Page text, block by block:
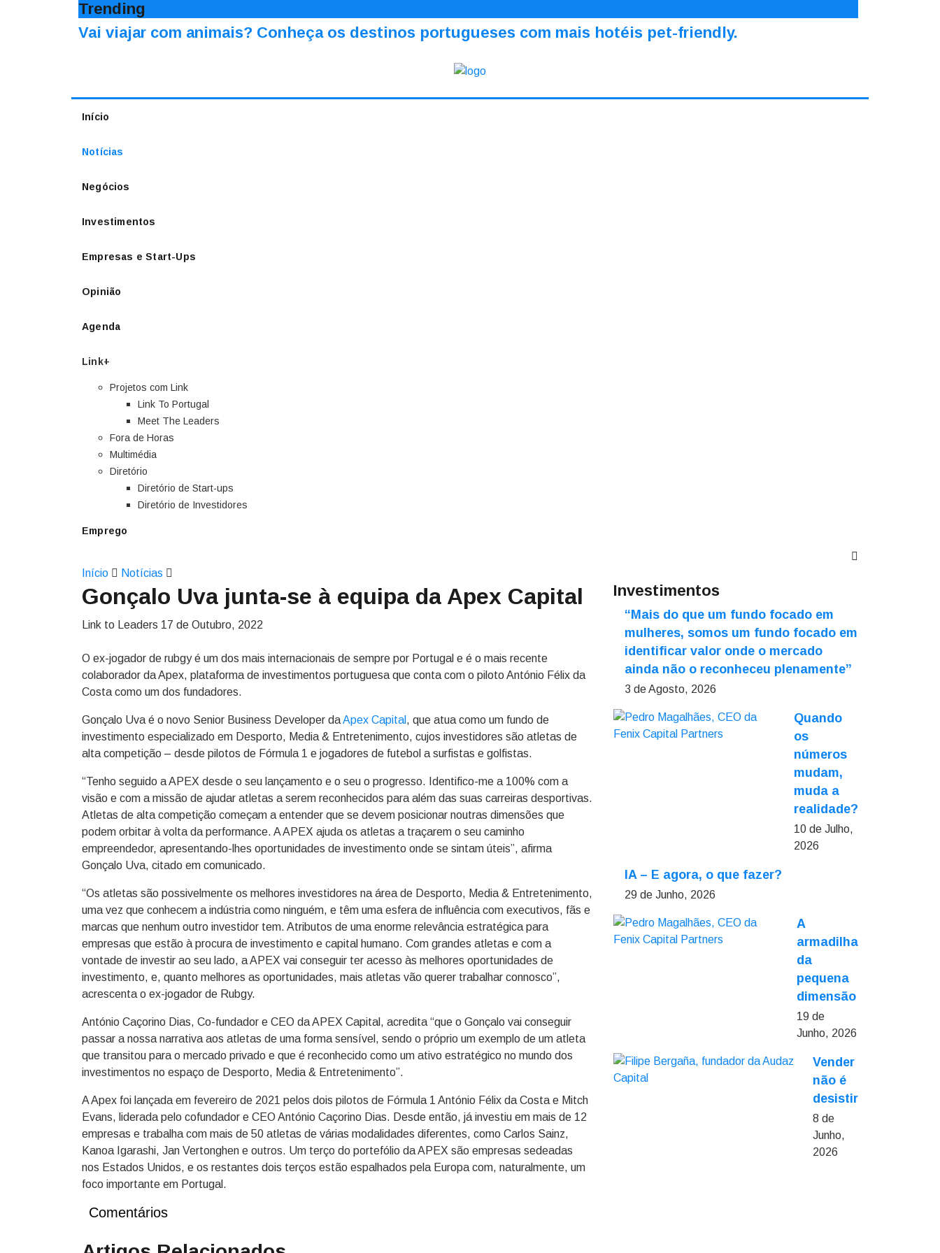
Trending
Vai viajar com animais? Conheça os destinos portugueses com mais hotéis pet-friendly.
Início
Notícias
Negócios
Investimentos
Empresas e Start-Ups
Opinião
Agenda
Link+
Projetos com Link
Link To Portugal
Meet The Leaders
Fora de Horas
Multimédia
Diretório
Diretório de Start-ups
Diretório de Investidores
Emprego
Início Notícias
Gonçalo Uva junta-se à equipa da Apex Capital
Link to Leaders 17 de Outubro, 2022
O ex-jogador de rubgy é um dos mais internacionais de sempre por Portugal e é o mais recente
colaborador da Apex, plataforma de investimentos portuguesa que conta com o piloto António Félix da
Costa como um dos fundadores.
Gonçalo Uva é o novo Senior Business Developer daApex Capital , que atua como um fundo de
investimento especializado em Desporto, Media & Entretenimento, cujos investidores são atletas de
alta competição – desde pilotos de Fórmula 1 e jogadores de futebol a surfistas e golfistas.
“Tenho seguido a APEX desde o seu lançamento e o seu o progresso. Identifico-me a 100% com a
visão e com a missão de ajudar atletas a serem reconhecidos para além das suas carreiras desportivas.
Atletas de alta competição começam a entender que se devem posicionar noutras dimensões que
podem orbitar à volta da performance. A APEX ajuda os atletas a traçarem o seu caminho
empreendedor, apresentando-lhes oportunidades de investimento onde se sintam úteis”, afirma
Gonçalo Uva, citado em comunicado.
“Os atletas são possivelmente os melhores investidores na área de Desporto, Media & Entretenimento,
uma vez que conhecem a indústria como ninguém, e têm uma esfera de influência com executivos, fãs e
marcas que nenhum outro investidor tem. Atributos de uma enorme relevância estratégica para
empresas que estão à procura de investimento e capital humano. Com grandes atletas e com a
vontade de investir ao seu lado, a APEX vai conseguir ter acesso às melhores oportunidades de
investimento, e, quanto melhores as oportunidades, mais atletas vão querer trabalhar connosco”,
acrescenta o ex-jogador de Rubgy.
António Caçorino Dias, Co-fundador e CEO da APEX Capital, acredita “que o Gonçalo vai conseguir
passar a nossa narrativa aos atletas de uma forma sensível, sendo o próprio um exemplo de um atleta
que transitou para o mercado privado e que é reconhecido como um ativo estratégico no mundo dos
investimentos no espaço de Desporto, Media & Entretenimento”.
A Apex foi lançada em fevereiro de 2021 pelos dois pilotos de Fórmula 1 António Félix da Costa e Mitch
Evans, liderada pelo cofundador e CEO António Caçorino Dias. Desde então, já investiu em mais de 12
empresas e trabalha com mais de 50 atletas de várias modalidades diferentes, como Carlos Sainz,
Kanoa Igarashi, Jan Vertonghen e outros. Um terço do portefólio da APEX são empresas sedeadas
nos Estados Unidos, e os restantes dois terços estão espalhados pela Europa com, naturalmente, um
foco importante em Portugal.
Comentários
Investimentos
“Mais do que um fundo focado em
mulheres, somos um fundo focado em
identificar valor onde o mercado
ainda não o reconheceu plenamente”
3 de Agosto, 2026
Quando
os
números
mudam,
muda a
realidade?
10 de Julho,
2026
IA – E agora, o que fazer?
29 de Junho, 2026
A
armadilha
da
pequena
dimensão
19 de
Junho, 2026
Vender
não é
desistir
8 de
Junho,
2026